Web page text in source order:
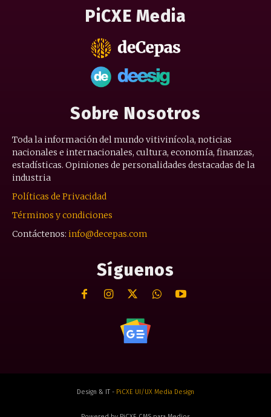
PiCXE Media
Sobre Nosotros
Toda la información del mundo vitivinícola, noticias
nacionales e internacionales, cultura, economía, finanzas,
estadísticas. Opiniones de personalidades destacadas de la
industria
Políticas de Privacidad
Términos y condiciones
Contáctenos: info@decepas.com
Síguenos
Design & IT - PiCXE UI/UX Media Design